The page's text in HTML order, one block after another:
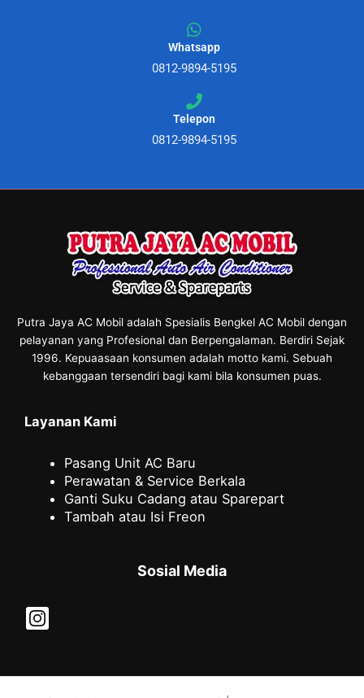
Whatsapp
0812-9894-5195
Telepon
0812-9894-5195
Putra Jaya AC Mobil adalah Spesialis Bengkel AC Mobil dengan
pelayanan yang Profesional dan Berpengalaman. Berdiri Sejak
1996. Kepuaasaan konsumen adalah motto kami. Sebuah
kebanggaan tersendiri bagi kami bila konsumen puas.
Layanan Kami
Pasang Unit AC Baru
Perawatan & Service Berkala
Ganti Suku Cadang atau Sparepart
Tambah atau Isi Freon
Sosial Media